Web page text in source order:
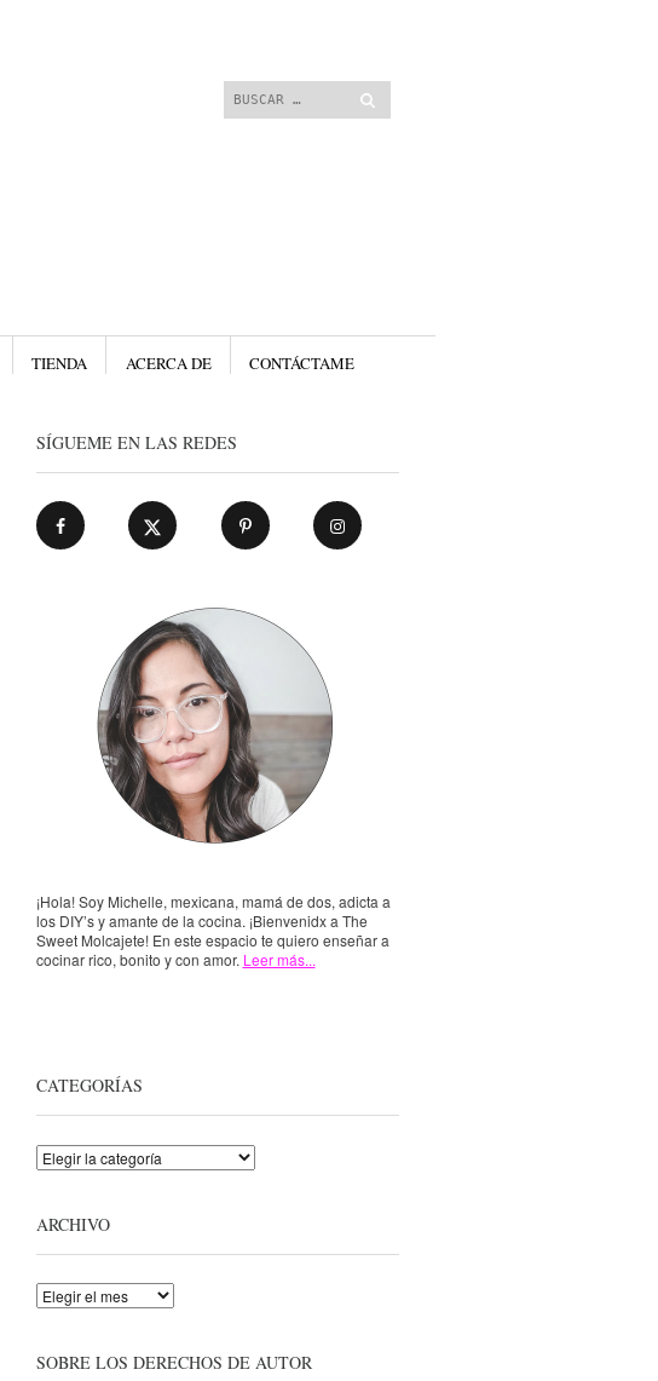
Buscar
TIENDA ACERCA DE CONTÁCTAME
SÍGUEME EN LAS REDES
¡Hola! Soy Michelle, mexicana, mamá de dos, adicta a
los DIY’s y amante de la cocina. ¡Bienvenidx a The
Sweet Molcajete! En este espacio te quiero enseñar a
cocinar rico, bonito y con amor. Leer más...
CATEGORÍAS
Categorías
ARCHIVO
Archivo
SOBRE LOS DERECHOS DE AUTOR